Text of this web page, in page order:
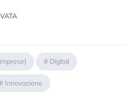
# Digital
# Innovazione